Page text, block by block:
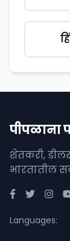
पीपळाना
शेतकरी,
भारतातील
Languages: